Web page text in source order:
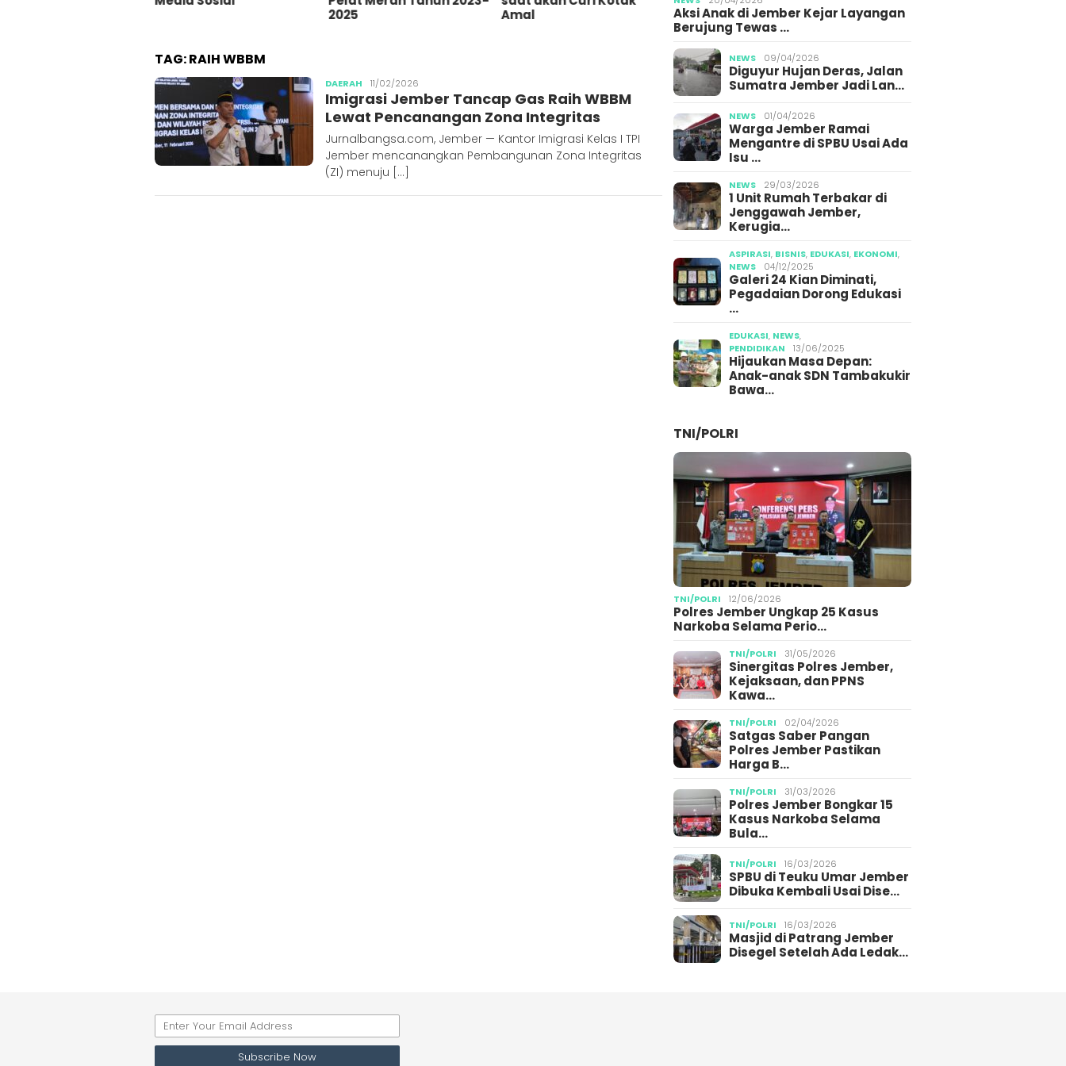
TAG:RAIH WBBM
DAERAH Publisher
11/02/2026
Imigrasi Jember Tancap Gas Raih WBBM
Lewat Pencanangan Zona Integritas
Jurnalbangsa.com, Jember — Kantor Imigrasi Kelas I TPI
Jember mencanangkan Pembangunan Zona Integritas
(ZI) menuju […]
Aksi Anak di Jember Kejar Layangan
Berujung Tewas …
NEWS 09/04/2026
Diguyur Hujan Deras, Jalan
Sumatra Jember Jadi Lan…
NEWS 01/04/2026
Warga Jember Ramai
Mengantre di SPBU Usai Ada
Isu …
NEWS 29/03/2026
1 Unit Rumah Terbakar di
Jenggawah Jember,
Kerugia…
ASPIRASI, BISNIS, EDUKASI, EKONOMI,
NEWS
04/12/2025
Galeri 24 Kian Diminati,
Pegadaian Dorong Edukasi
…
EDUKASI, NEWS,
PENDIDIKAN
13/06/2025
Hijaukan Masa Depan:
Anak-anak SDN Tambakukir
Bawa…
TNI/POLRI
TNI/POLRI 12/06/2026
Polres Jember Ungkap 25 Kasus
Narkoba Selama Perio…
TNI/POLRI 31/05/2026
Sinergitas Polres Jember,
Kejaksaan, dan PPNS
Kawa…
TNI/POLRI 02/04/2026
Satgas Saber Pangan
Polres Jember Pastikan
Harga B…
TNI/POLRI 31/03/2026
Polres Jember Bongkar 15
Kasus Narkoba Selama
Bula…
TNI/POLRI 16/03/2026
SPBU di Teuku Umar Jember
Dibuka Kembali Usai Dise…
TNI/POLRI 16/03/2026
Masjid di Patrang Jember
Disegel Setelah Ada Ledak…